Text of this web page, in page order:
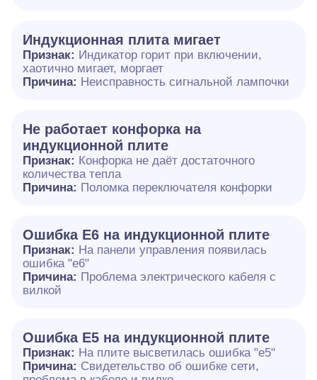
Индукционная плита мигает
Признак: Индикатор горит при включении,
хаотично мигает, моргает
Причина: Неисправность сигнальной лампочки
Не работает конфорка на
индукционной плите
Признак: Конфорка не даёт достаточного
количества тепла
Причина: Поломка переключателя конфорки
Ошибка E6 на индукционной плите
Признак: На панели управления появилась
ошибка "e6"
Причина: Проблема электрического кабеля с
вилкой
Ошибка Е5 на индукционной плите
Признак: На плите высветилась ошибка "е5"
Причина: Свидетельство об ошибке сети,